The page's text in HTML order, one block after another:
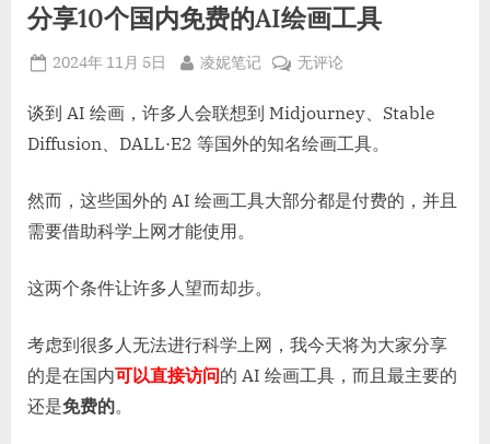
分享10个国内免费的AI绘画工具
Posted
2024年 11月 5日 By
凌妮笔记
分
10
个
免
画
工
具
无评论
谈到 AI 绘画，许多人会联想到 Midjourney、Stable
Diffusion、DALL·E2 等国外的知名绘画工具。
然而，这些国外的 AI 绘画工具大部分都是付费的，并且
需要借助科学上网才能使用。
这两个条件让许多人望而却步。
考虑到很多人无法进行科学上网，我今天将为大家分享
的是在国内可以直接访问的 AI 绘画工具，而且最主要的
还是免费的。